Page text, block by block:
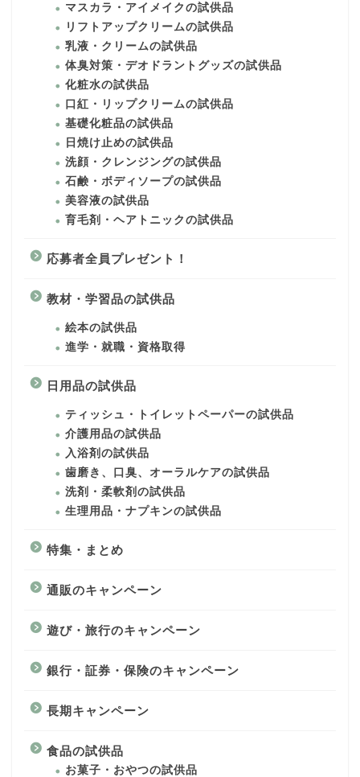
マスカラ・アイメイクの試供品
リフトアップクリームの試供品
乳液・クリームの試供品
体臭対策・デオドラントグッズの試供品
化粧水の試供品
口紅・リップクリームの試供品
基礎化粧品の試供品
日焼け止めの試供品
洗顔・クレンジングの試供品
石鹸・ボディソープの試供品
美容液の試供品
育毛剤・ヘアトニックの試供品
応募者全員プレゼント！
教材・学習品の試供品
絵本の試供品
進学・就職・資格取得
日用品の試供品
ティッシュ・トイレットペーパーの試供品
介護用品の試供品
入浴剤の試供品
歯磨き、口臭、オーラルケアの試供品
洗剤・柔軟剤の試供品
生理用品・ナプキンの試供品
特集・まとめ
通販のキャンペーン
遊び・旅行のキャンペーン
銀行・証券・保険のキャンペーン
長期キャンペーン
食品の試供品
お菓子・おやつの試供品